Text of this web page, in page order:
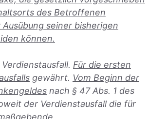
des Betroffenen
seiner bisherigen
können.
Für die ersten
gewährt. Vom Beginn der
nach § 47 Abs. 1 des
der Verdienstausfall die für